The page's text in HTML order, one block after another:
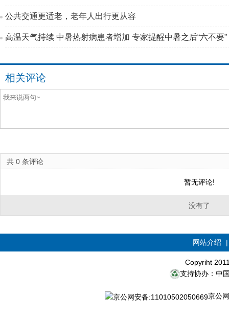
公共交通更适老，老年人出行更从容
高温天气持续 中暑热射病患者增加 专家提醒中暑之后“六不要”
相关评论
共 0 条评论
暂无评论!
没有了
网站介绍
Copyriht
支持协办：中
京公